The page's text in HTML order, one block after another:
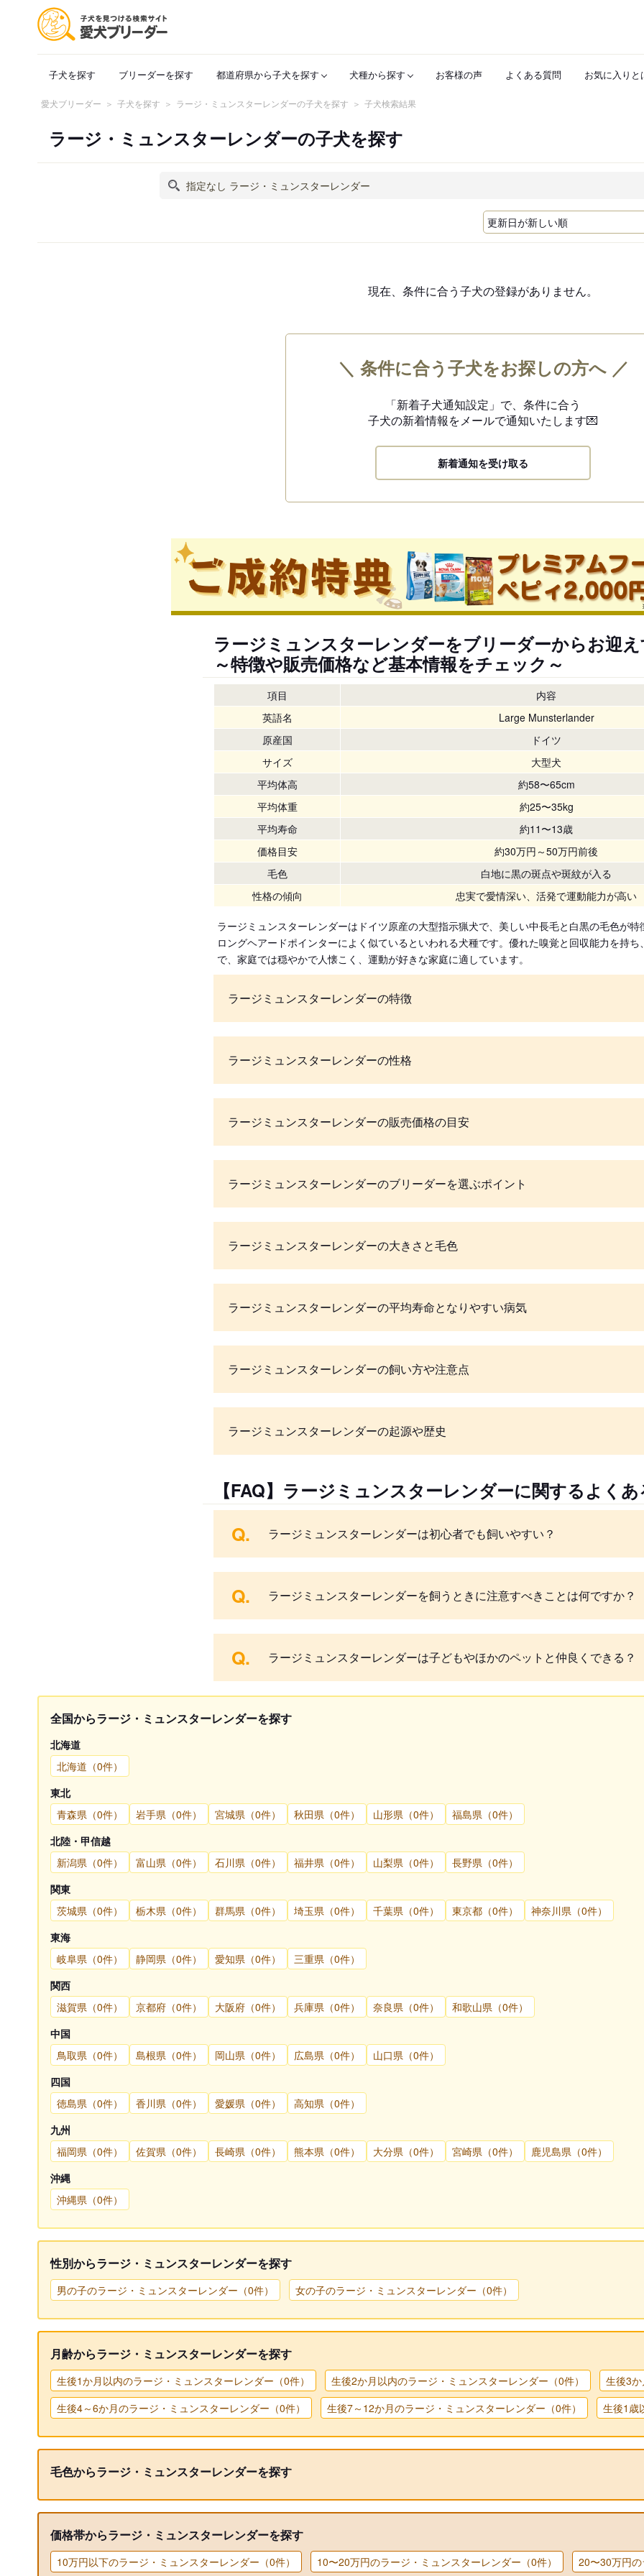
子犬を探す ブリーダーを探す 都道府県から子犬を探す 犬種から探す お客様の声 よくある質問 お気に入りと
愛犬ブリーダー 子犬を探す ラージ・ミュンスターレンダーの子犬を探す 子犬検索結果
ラージ・ミュンスターレンダーの子犬を探す
現在、条件に合う子犬の登録がありません。
＼ 条件に合う子犬をお探しの方へ ／
「新着子犬通知設定」で、 条件に合う
子犬の新着情報をメールで通知いたします💌
新着通知を受け取る
ラージミュンスターレンダーをブリーダーからお迎
～特徴や販売価格など基本情報をチェック～
項目
内容
英語名
Large Munsterlander
原産国
ドイツ
サイズ
大型犬
平均体高
約58〜65cm
平均体重
約25〜35kg
平均寿命
約11〜13歳
価格目安
約30万円～50万円前後
毛色
白地に黒の斑点や斑紋が入る
性格の傾向
忠実で愛情深い、活発で運動能力が高い
ラージミュンスターレンダーはドイツ原産の大型指示猟犬で、美しい中長毛と白黒の毛色が
ロングヘアードポインターによく似ているといわれる犬種です。優れた嗅覚と回収能力を持
で、家庭では穏やかで人懐こく、運動が好きな家庭に適しています。
ラージミュンスターレンダーの特徴
ラージミュンスターレンダーの性格
ラージミュンスターレンダーの販売価格の目安
ラージミュンスターレンダーのブリーダーを選ぶポイント
ラージミュンスターレンダーの大きさと毛色
ラージミュンスターレンダーの平均寿命となりやすい病気
ラージミュンスターレンダーの飼い方や注意点
ラージミュンスターレンダーの起源や歴史
【FAQ】ラージミュンスターレンダーに関するよく
Q. ラージミュンスターレンダーは初心者でも飼いやすい？
Q. ラージミュンスターレンダーを飼うときに注意すべきことは何ですか？
Q. ラージミュンスターレンダーは子どもやほかのペットと仲良くできる？
全国からラージ・ミュンスターレンダーを探す
北海道
北海道（0件）
東北
青森県（0件）
岩手県（0件） 宮城県（0件） 秋田県（0件） 山形県（0件）
福島県（0件）
北陸・甲信越
新潟県（0件）
富山県（0件） 石川県（0件） 福井県（0件） 山梨県（0件）
長野県（0件）
関東
茨城県（0件）
栃木県（0件） 群馬県（0件） 埼玉県（0件） 千葉県（0件） 東京都（0件）
神奈川県（0件）
東海
岐阜県（0件）
静岡県（0件） 愛知県（0件）
三重県（0件）
関西
滋賀県（0件）
京都府（0件） 大阪府（0件） 兵庫県（0件） 奈良県（0件）
和歌山県（0件）
中国
鳥取県（0件）
島根県（0件） 岡山県（0件） 広島県（0件）
山口県（0件）
四国
徳島県（0件）
香川県（0件） 愛媛県（0件）
高知県（0件）
九州
福岡県（0件）
佐賀県（0件） 長崎県（0件） 熊本県（0件） 大分県（0件） 宮崎県（0件）
鹿児島県（0件）
沖縄
沖縄県（0件）
性別からラージ・ミュンスターレンダーを探す
男の子のラージ・ミュンスターレンダー（0件） 女の子のラージ・ミュンスターレンダー（0件）
月齢からラージ・ミュンスターレンダーを探す
生後1か月以内のラージ・ミュンスターレンダー（0件） 生後2か月以内のラージ・ミュンスターレンダー（0件）
生後3
生後4～6か月のラージ・ミュンスターレンダー（0件）
生後7～12か月のラージ・ミュンスターレンダー（0件） 生後1歳
毛色からラージ・ミュンスターレンダーを探す
価格帯からラージ・ミュンスターレンダーを探す
10万円以下のラージ・ミュンスターレンダー（0件） 10〜20万円のラージ・ミュンスターレンダー（0件） 20〜30万円